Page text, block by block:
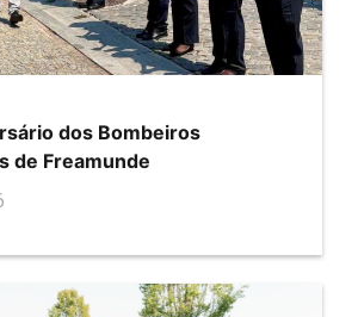
dos Bombeiros
de Freamunde